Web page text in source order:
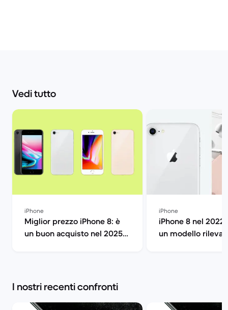
Vedi tutto
iPhone
Miglior prezzo iPhone 8: è
un buon acquisto nel 2025?
iPhone
iPhone 8 nel
un modello
I nostri recenti confronti